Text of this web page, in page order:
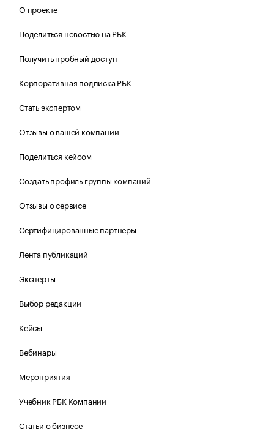
О проекте
Поделиться новостью на РБК
Получить пробный доступ
Корпоративная подписка РБК
Стать экспертом
Отзывы о вашей компании
Поделиться кейсом
Создать профиль группы компаний
Отзывы о сервисе
Сертифицированные партнеры
Лента публикаций
Эксперты
Выбор редакции
Кейсы
Вебинары
Мероприятия
Учебник РБК Компании
Статьи о бизнесе